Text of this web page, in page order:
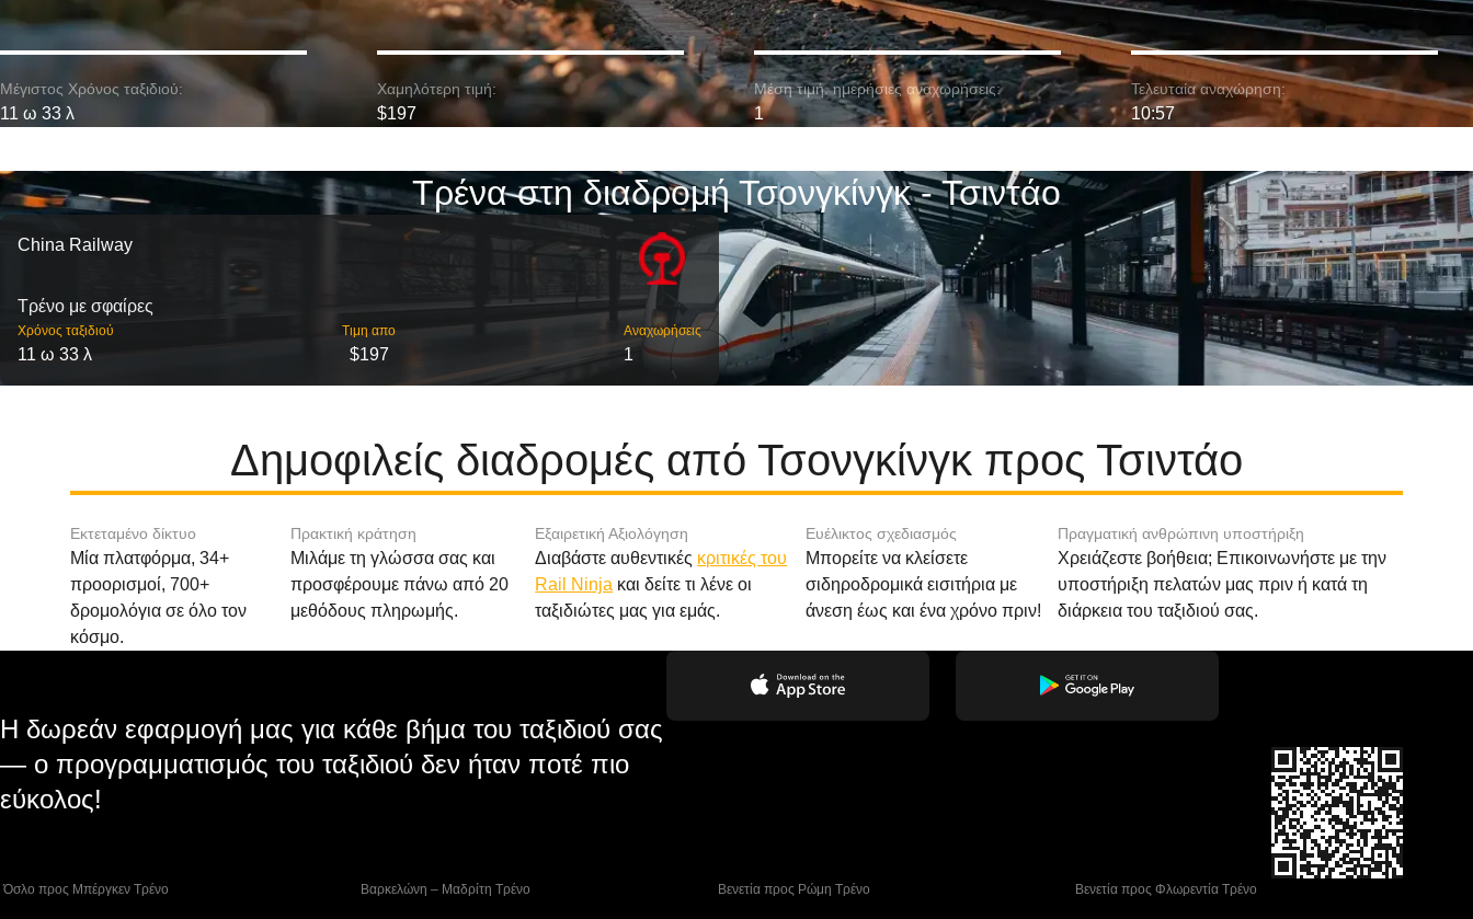
Μέγιστος Χρόνος ταξιδιού:
11 ω 33 λ
Χαμηλότερη τιμή:
$197
Μέση τιμή. ημερήσιες αναχωρήσεις:
1
Τελευταία αναχώρηση:
10:57
Τρένα στη διαδρομή Τσονγκίνγκ - Τσιντάο
China Railway
Τρένο με σφαίρες
Χρόνος ταξιδιού
11 ω 33 λ
Τιμη απο
$197
Αναχωρήσεις
1
Δημοφιλείς διαδρομές από Τσονγκίνγκ προς Τσιντάο
Εκτεταμένο δίκτυο
Μία πλατφόρμα, 34+
προορισμοί, 700+
δρομολόγια σε όλο τον
κόσμο.
Πρακτική κράτηση
Μιλάμε τη γλώσσα σας και
προσφέρουμε πάνω από 20
μεθόδους πληρωμής.
Εξαιρετική Αξιολόγηση
Διαβάστε αυθεντικές κριτικές του
Rail Ninja και δείτε τι λένε οι
ταξιδιώτες μας για εμάς.
Ευέλικτος σχεδιασμός
Μπορείτε να κλείσετε
σιδηροδρομικά εισιτήρια με
άνεση έως και ένα χρόνο πριν!
Πραγματική ανθρώπινη υποστήριξη
Χρειάζεστε βοήθεια; Επικοινωνήστε με την
υποστήριξη πελατών μας πριν ή κατά τη
διάρκεια του ταξιδιού σας.
Η δωρεάν εφαρμογή μας για κάθε βήμα του ταξιδιού σας
— ο προγραμματισμός του ταξιδιού δεν ήταν ποτέ πιο
εύκολος!
Όσλο προς Μπέργκεν Tρένο Βαρκελώνη – Μαδρίτη Tρένο Βενετία προς Ρώμη Τρένο Βενετία προς Φλωρεντία Τρένο